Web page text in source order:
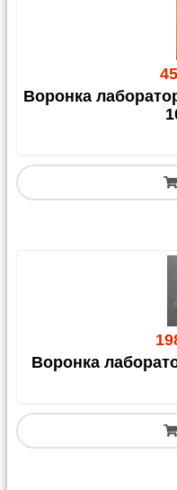
Воронка
Воронка